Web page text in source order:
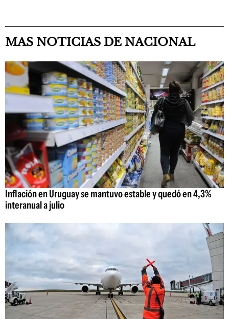
MAS NOTICIAS DE NACIONAL
Inflación en Uruguay se mantuvo estable y quedó en 4,3%
interanual a julio